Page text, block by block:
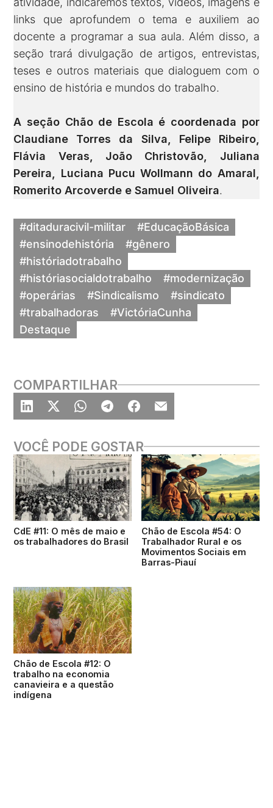
links que aprofundem o tema e auxiliem ao
docente a programar a sua aula. Além disso, a
seção trará divulgação de artigos, entrevistas,
teses e outros materiais que dialoguem com o
ensino de história e mundos do trabalho.
A seção Chão de Escola é coordenada por
Claudiane Torres da Silva, Felipe Ribeiro,
Flávia Veras, João Christovão, Juliana
Pereira, Luciana Pucu Wollmann do Amaral,
Romerito Arcoverde e Samuel Oliveira.
#ditaduracivil-militar
#EducaçãoBásica
#ensinodehistória
#gênero
#históriadotrabalho
#históriasocialdotrabalho
#modernização
#operárias
#Sindicalismo
#sindicato
#trabalhadoras
#VictóriaCunha
Destaque
COMPARTILHAR
VOCÊ PODE GOSTAR
CdE #11: O mês de maio e
os trabalhadores do Brasil
Chão de Escola #54: O
Trabalhador Rural e os
Movimentos Sociais em
Barras-Piauí
Chão de Escola #12: O
trabalho na economia
canavieira e a questão
indígena